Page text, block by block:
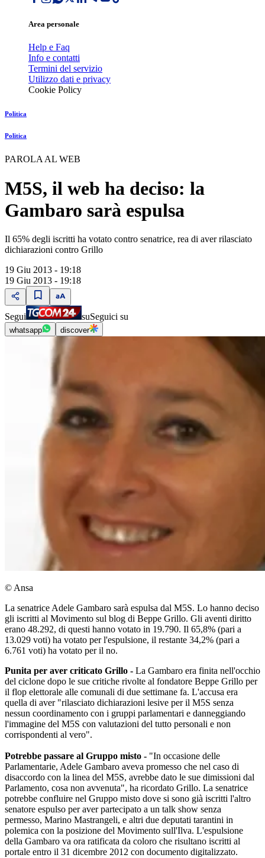
Area personale
Help e Faq
Info e contatti
Termini del servizio
Utilizzo dati e privacy
Cookie Policy
Politica
Politica
PAROLA AL WEB
M5S, il web ha deciso: la
Gambaro sarà espulsa
Il 65% degli iscritti ha votato contro senatrice, rea di aver rilasciato
dichiarazioni contro Grillo
19 Giu 2013 - 19:18
19 Giu 2013 - 19:18
Segui suSeguici su
whatsapp discover
© Ansa
La senatrice Adele Gambaro sarà espulsa dal M5S. Lo hanno deciso
gli iscritti al Movimento sul blog di Beppe Grillo. Gli aventi diritto
erano 48.292, di questi hanno votato in 19.790. Il 65,8% (pari a
13.029 voti) ha votato per l'espulsione, il restante 34,2% (pari a
6.761 voti) ha votato per il no.
Punita per aver criticato Grillo - La Gambaro era finita nell'occhio
del ciclone dopo le sue critiche rivolte al fondatore Beppe Grillo per
il flop elettorale alle comunali di due settimane fa. L'accusa era
quella di aver "rilasciato dichiarazioni lesive per il M5S senza
nessun coordinamento con i gruppi parlamentari e danneggiando
l'immagine del M5S con valutazioni del tutto personali e non
corrispondenti al vero".
Potrebbe passare al Gruppo misto - "In occasione delle
Parlamentarie, Adele Gambaro aveva promesso che nel caso di
disaccordo con la linea del M5S, avrebbe dato le sue dimissioni dal
Parlamento, cosa non avvenuta", ha ricordato Grillo. La senatrice
potrebbe confluire nel Gruppo misto dove si sono già iscritti l'altro
senatore espulso per aver partecipato a un talk show senza
permesso, Marino Mastrangeli, e altri due deputati tarantini in
polemica con la posizione del Movimento sull'Ilva. L'espulsione
della Gambaro va ora ratificata da coloro che risultano iscritti al
portale entro il 31 dicembre 2012 con documento digitalizzato.